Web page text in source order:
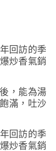
，能為湯
滿，吐沙